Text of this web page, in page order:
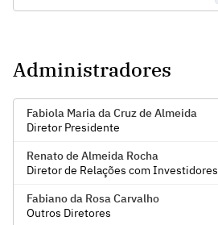
Administradores
Fabiola Maria da Cruz de Almeida
Diretor Presidente
Renato de Almeida Rocha
Diretor de Relações com Investidores
Fabiano da Rosa Carvalho
Outros Diretores